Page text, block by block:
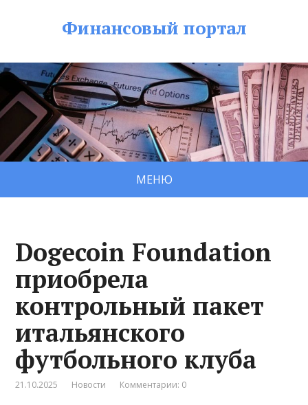
Финансовый портал
МЕНЮ
Dogecoin Foundation
приобрела
контрольный пакет
итальянского
футбольного клуба
21.10.2025 Новости Комментарии: 0